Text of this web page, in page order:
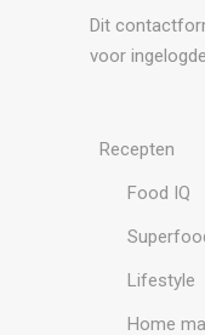
Dit
voor
Recepten
Food IQ
Lifestyle
Home